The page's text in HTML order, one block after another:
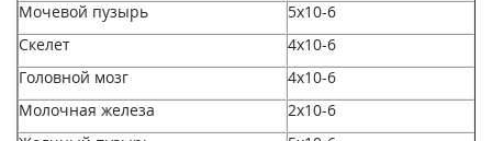
Мочевой пузырь
5x10-6
Скелет
4х10-6
Головной мозг
4x10-6
Молочная железа
2х10-6